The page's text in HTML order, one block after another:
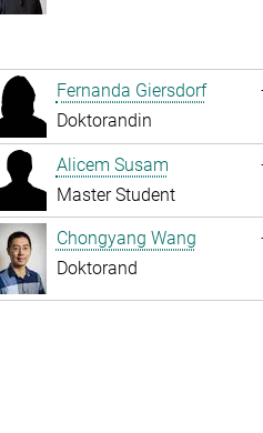
Fernanda Giersdorf
Doktorandin
Alicem Susam
Master Student
Chongyang Wang
Doktorand